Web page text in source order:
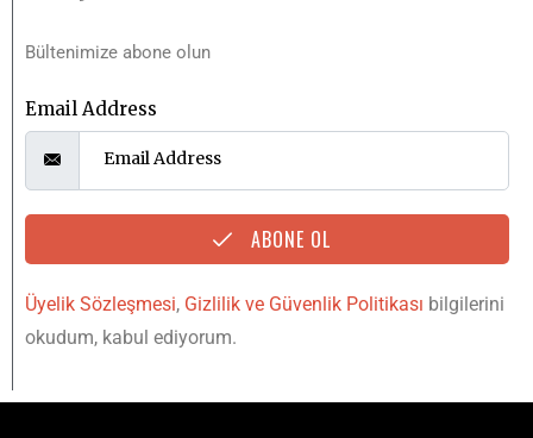
Bültenimize abone olun
Email Address
ABONE OL
Üyelik Sözleşmesi, Gizlilik ve Güvenlik Politikası bilgilerini
okudum, kabul ediyorum.